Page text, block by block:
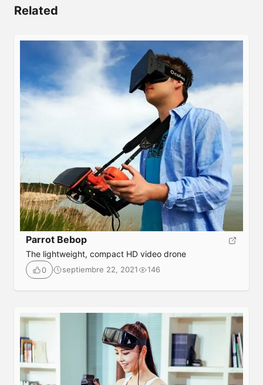
Related
Parrot Bebop
The lightweight, compact HD video drone
0 septiembre 22, 2021 146